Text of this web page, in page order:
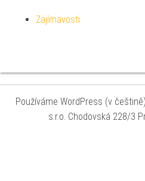
Zajímavosti
Používáme WordPress (v
s.r.o. Chodovská 228/3